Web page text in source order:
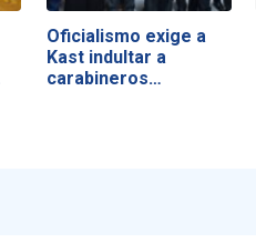
Oficialismo exige a
Kast indultar a
carabineros…